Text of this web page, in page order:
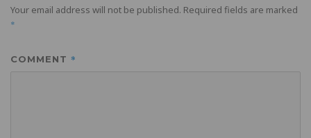
Your email address will not be published. Required fields are marked
*
COMMENT *